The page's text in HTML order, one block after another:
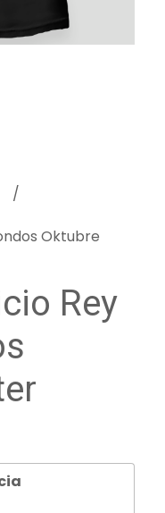
Oktubre
Rey